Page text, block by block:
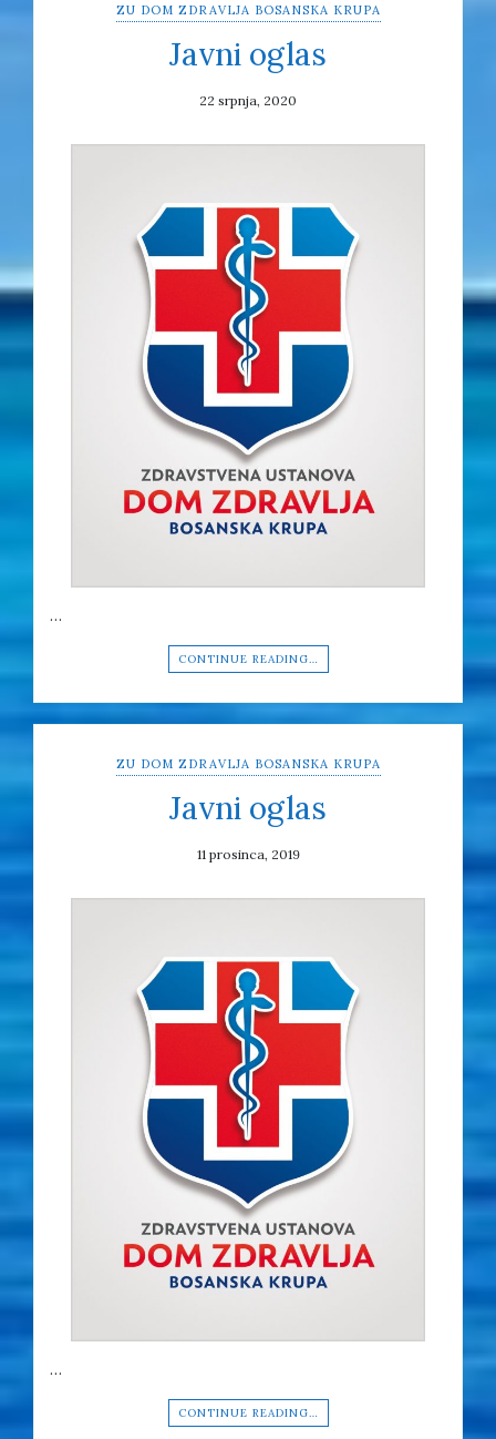
ZU DOM ZDRAVLJA BOSANSKA KRUPA
Javni oglas
22 srpnja, 2020
…
CONTINUE READING…
ZU DOM ZDRAVLJA BOSANSKA KRUPA
Javni oglas
11 prosinca, 2019
…
CONTINUE READING…